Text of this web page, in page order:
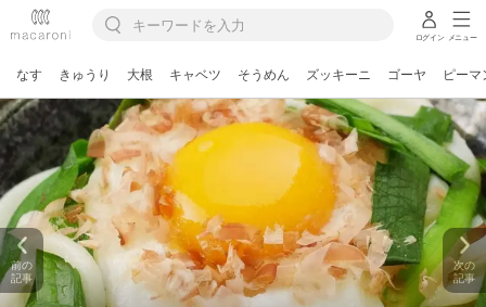
ログイン メニュー
なす きゅうり 大根 キャベツ そうめん ズッキーニ ゴーヤ ピーマ
前の
記事
次の
記事